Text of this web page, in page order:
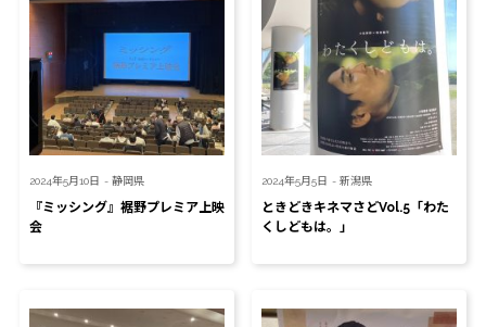
2024年5月10日 - 静岡県
『ミッシング』裾野プレミア上映
会
2024年5月5日 - 新潟県
ときどきキネマさどVol.5「わた
くしどもは。」